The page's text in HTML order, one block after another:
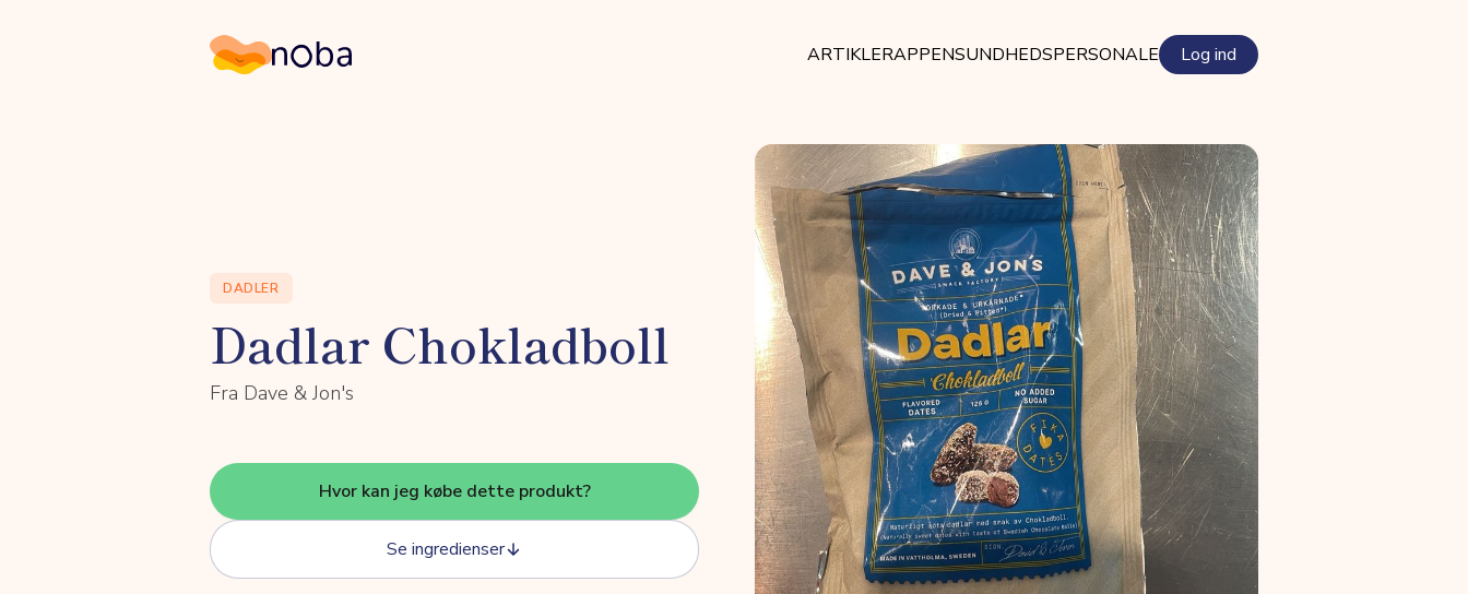
Noba ARTIKLERAPPENSUNDHEDSPERSONALE Log ind
DADLER
Dadlar Chokladboll
Fra Dave & Jon's
Hvor kan jeg købe dette produkt?
Se ingredienser